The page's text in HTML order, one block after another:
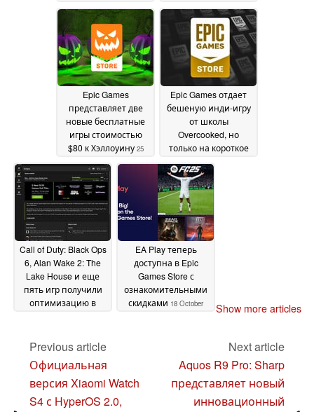
October 2024
Epic Games
представляет две
новые бесплатные
игры стоимостью
$80 к Хэллоуину 25
October 2024
Epic Games отдает
бешеную инди-игру
от школы
Overcooked, но
только на короткое
время24 October 2024
Call of Duty: Black Ops
6, Alan Wake 2: The
Lake House и еще
пять игр получили
оптимизацию в
GeForce Game Ready
EA Play теперь
доступна в Epic
Games Store с
ознакомительными
скидками 18 October
Show more articles
Previous article
Официальная
версия Xiaomi Watch
S4 с HyperOS 2.0,
Next article
Aquos R9 Pro: Sharp
представляет новый
инновационный